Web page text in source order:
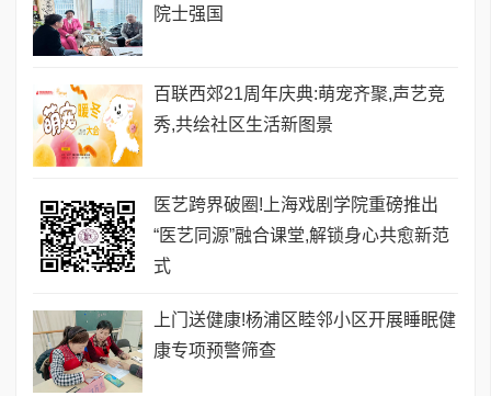
院士强国
百联西郊21周年庆典:萌宠齐聚,声艺竞
秀,共绘社区生活新图景
医艺跨界破圈!上海戏剧学院重磅推出
“医艺同源”融合课堂,解锁身心共愈新范
式
上门送健康!杨浦区睦邻小区开展睡眠健
康专项预警筛查